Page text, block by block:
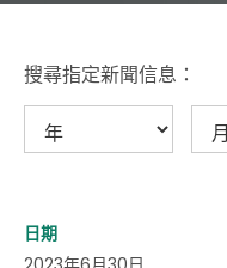
搜尋指定新聞信息：
日期